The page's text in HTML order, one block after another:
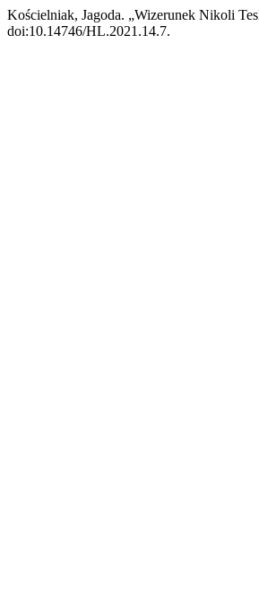
Kościelniak, Jagoda. „Wizerunek Nikoli
doi:10.14746/HL.2021.14.7.